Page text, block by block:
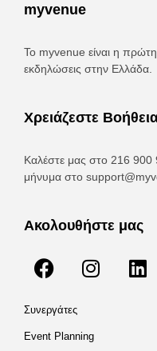
myvenue
Το myvenue είναι η
εκδηλώσεις στην Ελλάδα.
Χρειάζεστε
Καλέστε μας στο 216 900
μήνυμα στο
Ακολουθήστε μας
Συνεργάτες
Event Planning